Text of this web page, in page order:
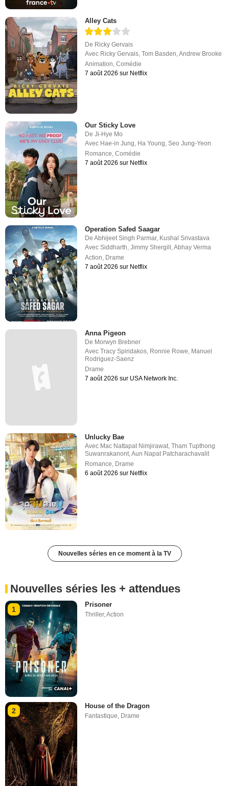
Alley Cats
De Ricky Gervais
Avec Ricky Gervais,Tom Basden,Andrew Brooke
Animation,Comédie
7 août 2026 sur Netflix
Our Sticky Love
DeJi-Hye Mo
Avec Hae-in Jung Ha Young ,Seo Jung-Yeon
Romance ,Comédie
7 août 2026 sur Netflix
Operation Safed Saagar
DeAbhijeet Singh Parmar, Kushal Srivastava
AvecSiddharth,Jimmy Shergill,Abhay Verma
Action, Drame
7 août 2026 sur Netflix
Anna Pigeon
De Morwyn Brebner
AvecTracy Spiridakos, Ronnie Rowe, Manuel
Rodriguez-Saenz
Drame
7 août 2026 sur USA Network Inc.
Unlucky Bae
Avec Mac Nattapat Nimjirawat,Tham Tupthong
Suwanrakanont,Aun Napat Patcharachavalit
Romance, Drame
6 août 2026 sur Netflix
Nouvelles séries en ce moment à la TV
Nouvelles séries les + attendues
1
Prisoner
Thriller,Action
2
House of the Dragon
Fantastique, Drame